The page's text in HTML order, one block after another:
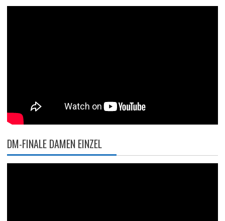
DM-FINALE DAMEN EINZEL